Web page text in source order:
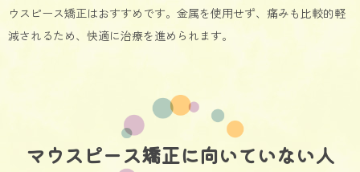
ウスピース矯正はおすすめです。金属を使用せず、痛みも比較的軽
減されるため、快適に治療を進められます。
マウスピース矯正に向いていない人